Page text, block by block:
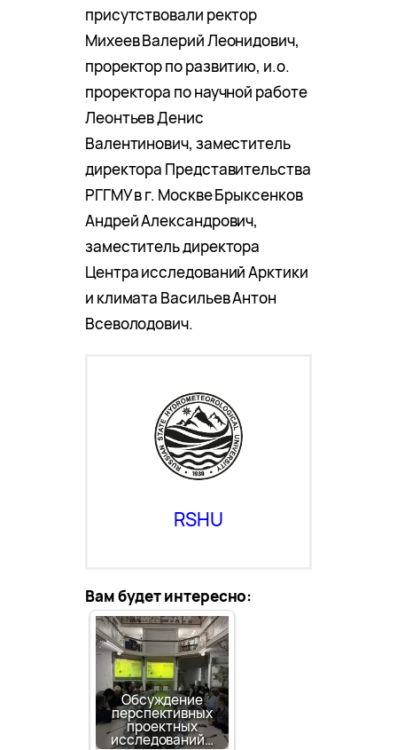
присутствовали ректор
Михеев Валерий Леонидович,
проректор по развитию, и.о.
проректора по научной работе
Леонтьев Денис
Валентинович, заместитель
директора Представительства
РГГМУ в г. Москве Брыксенков
Андрей Александрович,
заместитель директора
Центра исследований Арктики
и климата Васильев Антон
Всеволодович.
RSHU
Вам будет интересно:
Обсуждение
перспективных
проектных
исследований…